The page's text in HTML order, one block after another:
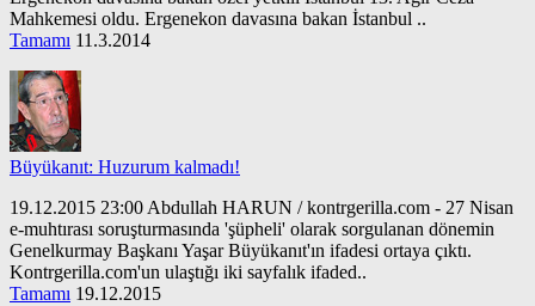
Mahkemesi oldu. Ergenekon davasına bakan İstanbul ..
Tamamı 11.3.2014
Büyükanıt: Huzurum kalmadı!
19.12.2015 23:00 Abdullah HARUN / kontrgerilla.com - 27 Nisan
e-muhtırası soruşturmasında 'şüpheli' olarak sorgulanan dönemin
Genelkurmay Başkanı Yaşar Büyükanıt'ın ifadesi ortaya çıktı.
Kontrgerilla.com'un ulaştığı iki sayfalık ifaded..
Tamamı 19.12.2015